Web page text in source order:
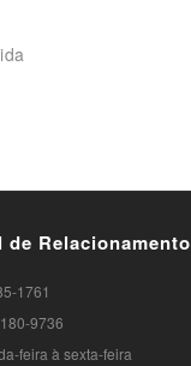
de Relacionamento
1761
9736
feira à sexta-feira